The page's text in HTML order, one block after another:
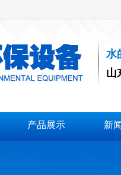
水
山
产品展示 新
基本型二氧化氯